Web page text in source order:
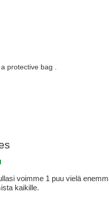
protective bag .
voimme 1 puu vielä
kaikille.